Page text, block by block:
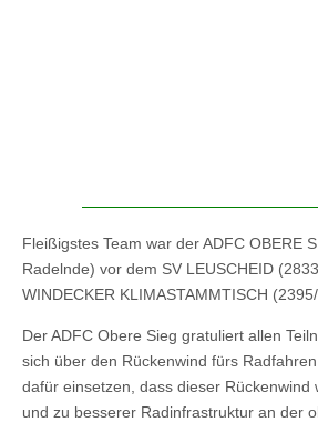
Fleißigstes Team war der ADFC OBERE
Radelnde) vor dem SV LEUSCHEID
WINDECKER KLIMASTAMMTISCH (2395/
Der ADFC Obere Sieg gratuliert allen
sich über den Rückenwind fürs
dafür einsetzen, dass dieser Rückenwind
und zu besserer Radinfrastruktur an der